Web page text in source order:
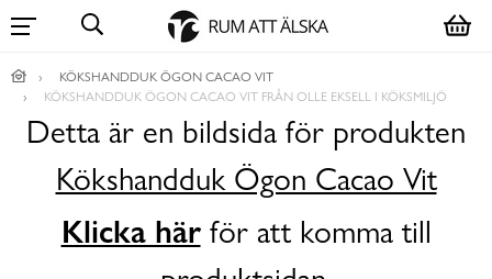
KÖKSHANDDUK ÖGON CACAO VIT
KÖKSHANDDUK ÖGON CACAO VIT FRÅN OLLE EKSELL I KÖKSMILJÖ
Detta är en bildsida för produkten
Kökshandduk Ögon Cacao Vit
Klicka härför att komma till